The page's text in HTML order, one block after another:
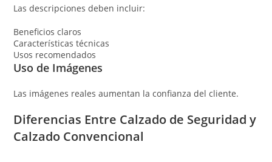
Las descripciones deben incluir:
Beneficios claros
Características técnicas
Usos recomendados
Uso de Imágenes
Las imágenes reales aumentan la confianza del cliente.
Diferencias Entre Calzado de Seguridad y
Calzado Convencional